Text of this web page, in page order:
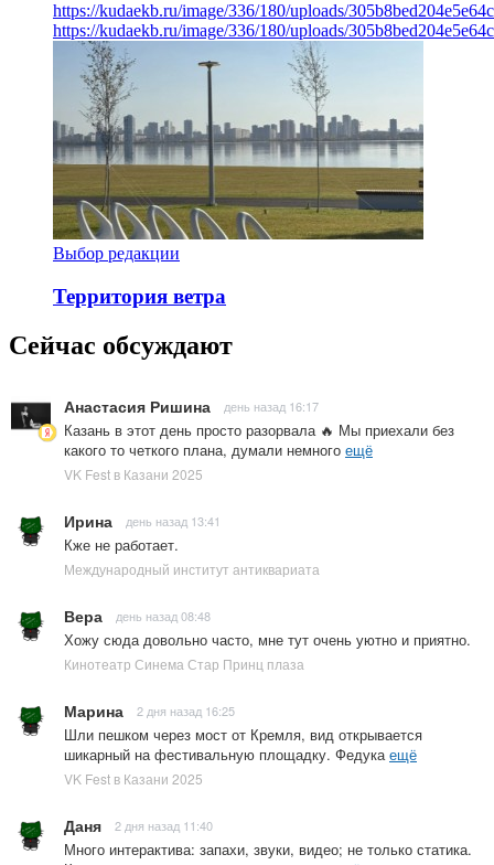
https://kudaekb.ru/image/336/180/uploads/
https://kudaekb.ru/image/336/180/uploads/
Выбор редакции
Территория ветра
Сейчас обсуждают
Анастасия Ришина день назад 16:17
Казань в этот день просто разорвала 🔥 Мы приехали без
какого то четкого плана, думали немного ещё
VK Fest в Казани 2025
Ирина день назад 13:41
Кже не работает.
Международный институт антиквариата
Вера день назад 08:48
Хожу сюда довольно часто, мне тут очень уютно и приятно.
Кинотеатр Синема Стар Принц плаза
Марина 2 дня назад 16:25
Шли пешком через мост от Кремля, вид открывается
шикарный на фестивальную площадку. Федукаещё
VK Fest в Казани 2025
Даня 2 дня назад 11:40
Много интерактива: запахи, звуки, видео; не только статика.